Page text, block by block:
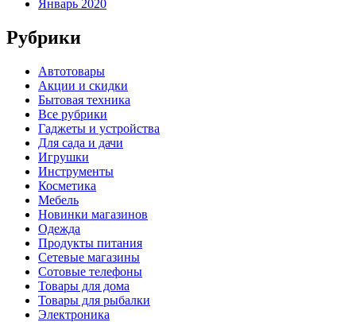
Январь 2020
Рубрики
Автотовары
Акции и скидки
Бытовая техника
Все рубрики
Гаджеты и устройства
Для сада и дачи
Игрушки
Инструменты
Косметика
Мебель
Новинки магазинов
Одежда
Продукты питания
Сетевые магазины
Сотовые телефоны
Товары для дома
Товары для рыбалки
Электроника